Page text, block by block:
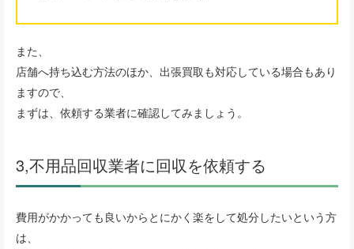
また、
店舗へ持ち込む方法のほか、出張買取も対応している場合もあり
ますので、
まずは、依頼する業者に確認してみましょう。
3,不用品回収業者に回収を依頼する
費用がかかっても良いからとにかく楽をして処分したいという方
は、